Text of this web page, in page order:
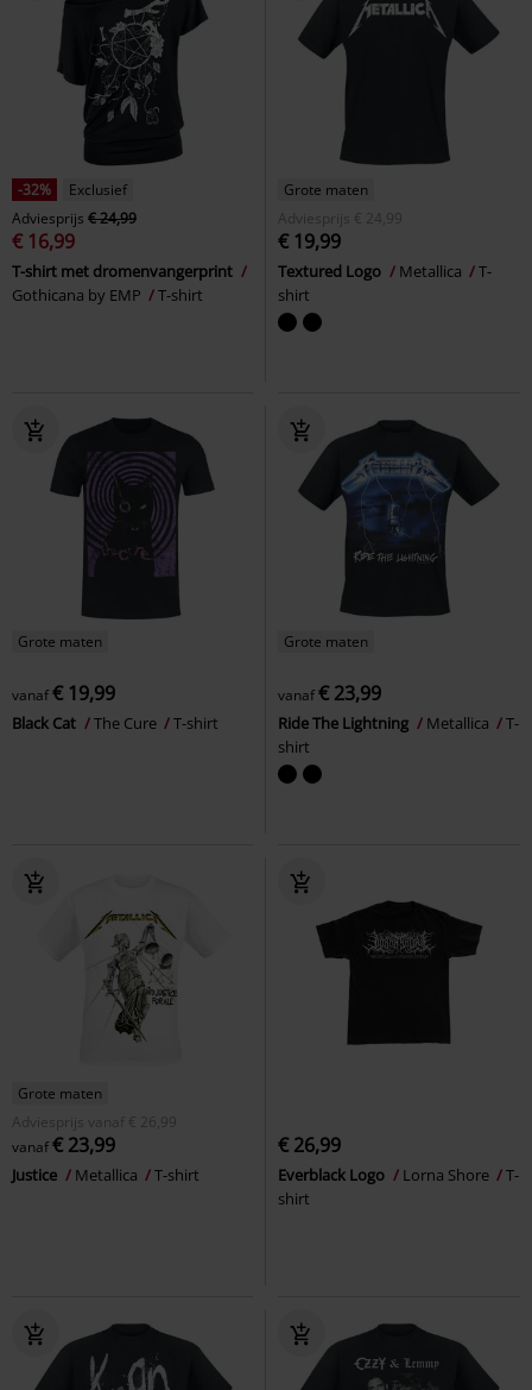
-32%
Exclusief
Adviesprijs € 24,99
€ 16,99
T-shirt met dromenvangerprint
Gothicana by EMP
T-shirt
Grote maten
Adviesprijs
€ 24,99
€ 19,99
Textured Logo Metallica
T-
shirt
Grote maten
vanaf€ 19,99
Black Cat The Cure T-shirt
Grote maten
vanaf€ 23,99
Ride The Lightning Metallica
T-
shirt
Grote maten
Adviesprijs
vanaf € 26,99
vanaf€ 23,99
Justice Metallica T-shirt
€ 26,99
Everblack Logo Lorna Shore
T-
shirt